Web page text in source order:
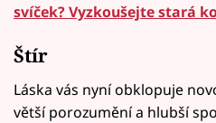
svíček? Vyzkoušejte stará
Štír
Láska vás nyní obklopuje
větší porozumění a hlubší